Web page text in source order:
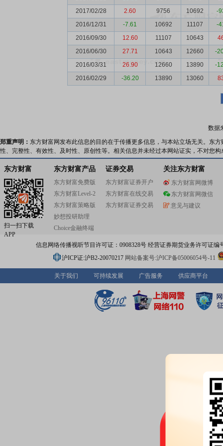
2017/02/28
2.60 9756 10692
-
2016/12/31
-7.61 10692 11107
-
2016/09/30
12.60 11107 10643
2016/06/30
27.71 10643 12660
-
2016/03/31
26.90 12660 13890
-
2016/02/29
-36.20 13890 13060
数据
郑重声明： 东方财富网发布此信息的目的在于传播更多信息，与本站立场无关。东
性、完整性、有效性、及时性、原创性等。相关信息并未经过本网站证实，不对您
东方财富
扫一扫下载
APP
东方财富产品
东方财富免费版
东方财富Level-2
东方财富策略版
妙想投研助理
Choice金融终端
证券交易
东方财富证券开户
东方财富在线交易
东方财富证券交易
关注东方财富
东方财富网微博
东方财富网微信
意见与建议
信息网络传播视听节目许可证：0908328号 经营证券期货业务许可证编
沪ICP证:沪B2-20070217 网站备案号:沪ICP备05006054号-11
关于我们 可持续发展 广告服务 供应商平台